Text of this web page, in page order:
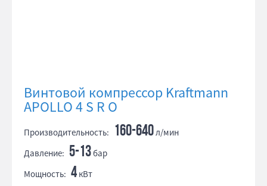
Винтовой компрессор Kraftmann
APOLLO 4 S R O
Производительность: 160-640л/мин
Давление: 5-13бар
Мощность: 4 кВт